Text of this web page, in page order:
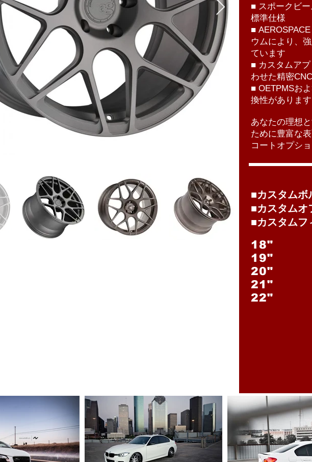
■ スポークビ
標準仕様
■
ウムにより、
ています
■ カスタムア
わせた精密
■ OETPMSお
換性があります
あなたの理想
ために豊富な
コートオプシ
■カスタムボ
■カスタムオ
■カスタムフ
18"
19"
20"
21"
22"